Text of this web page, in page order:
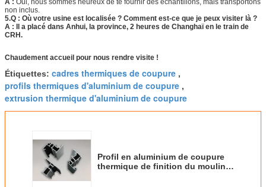
A : Oui, nous sommes heureux de te fournir des échantillons, mais transportons
non inclus.
5.Q : Où votre usine est localisée ? Comment est-ce que je peux visiter là ?
A : Il a placé dans Anhui, la province, 2 heures de Changhaï en le train de
CRH.
Chaudement accueil pour nous rendre visite !
Étiquettes: cadres thermiques de coupure ,
profils thermiques d'aluminium de coupure ,
extrusion thermique d'aluminium de coupure
Profil en aluminium de coupure
thermique de finition du moulin